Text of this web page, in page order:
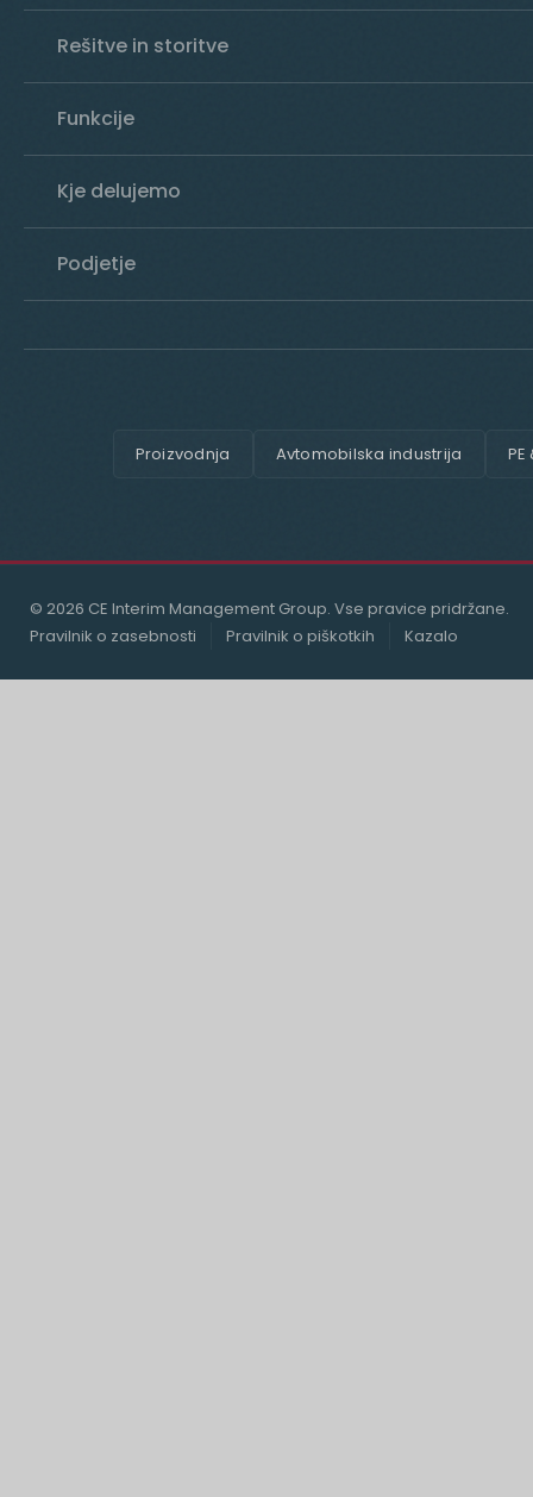
Rešitve in storitve
Funkcije
Kje delujemo
Podjetje
Proizvodnja Avtomobilska industrija PE
© 2026 CE Interim Management Group. Vse pravice pridržane.
Pravilnik o zasebnosti
Pravilnik o piškotkih Kazalo